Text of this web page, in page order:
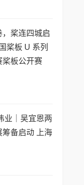
，桨连四城启
桨板 U 系列
桨板公开赛
业｜吴宜恩两
筹备启动 上海